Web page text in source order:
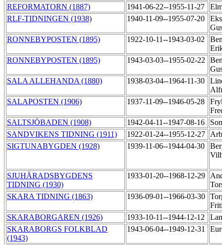
REFORMATORN (1887)
1941-06-22--1955-11-27
RLF-TIDNINGEN (1938)
1940-11-09--1955-07-20
RONNEBYPOSTEN (1895)
1922-10-11--1943-03-02
RONNEBYPOSTEN (1895)
1943-03-03--1955-02-22
SALA ALLEHANDA (1880)
1938-03-04--1964-11-30
SALAPOSTEN (1906)
1937-11-09--1946-05-28
SALTSJÖBADEN (1908)
1942-04-11--1947-08-16
SANDVIKENS TIDNING (1911)
1922-01-24--1955-12-27
SIGTUNABYGDEN (1928)
1939-11-06--1944-04-30
SJUHÄRADSBYGDENS
TIDNING (1930)
1933-01-20--1968-12-29
SKARA TIDNING (1863)
1936-09-01--1966-03-30
SKARABORGAREN (1926)
1933-10-11--1944-12-12
SKARABORGS FOLKBLAD
(1943)
1943-06-04--1949-12-31